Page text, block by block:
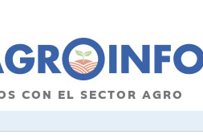
CON EL SECTOR AGRO